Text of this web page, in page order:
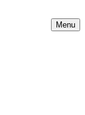
Menu